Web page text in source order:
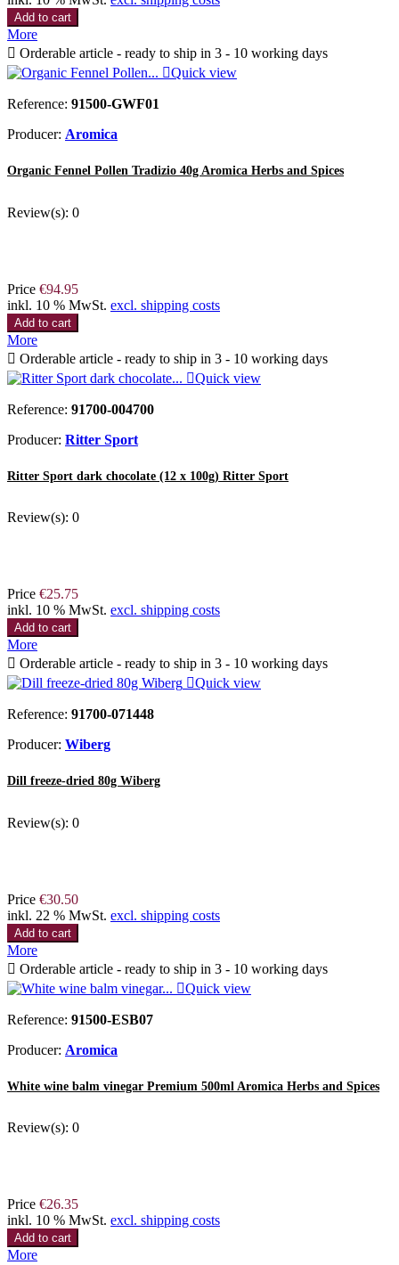
Add to cart
More
 Orderable article - ready to ship in 3 - 10 working days
Quick view
Reference: 91500-GWF01
Producer: Aromica
Organic Fennel Pollen Tradizio 40g Aromica Herbs and Spices
Review(s): 0
Price €94.95
inkl. 10 % MwSt. excl. shipping costs
Add to cart
More
 Orderable article - ready to ship in 3 - 10 working days
Quick view
Reference: 91700-004700
Producer: Ritter Sport
Ritter Sport dark chocolate (12 x 100g) Ritter Sport
Review(s): 0
Price €25.75
inkl. 10 % MwSt. excl. shipping costs
Add to cart
More
 Orderable article - ready to ship in 3 - 10 working days
Quick view
Reference: 91700-071448
Producer: Wiberg
Dill freeze-dried 80g Wiberg
Review(s): 0
Price €30.50
inkl. 22 % MwSt. excl. shipping costs
Add to cart
More
 Orderable article - ready to ship in 3 - 10 working days
Quick view
Reference: 91500-ESB07
Producer: Aromica
White wine balm vinegar Premium 500ml Aromica Herbs and Spices
Review(s): 0
Price €26.35
inkl. 10 % MwSt. excl. shipping costs
Add to cart
More